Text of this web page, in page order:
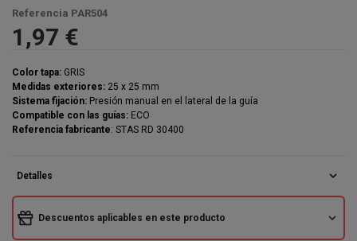
Referencia PAR504
1,97 €
Color tapa: GRIS
Medidas exteriores: 25 x 25 mm
Sistema fijación: Presión manual en el lateral de la guía
Compatible con las guías: ECO
Referencia fabricante: STAS RD 30400
Detalles expand_more
Descuentos aplicables en este producto expand_more